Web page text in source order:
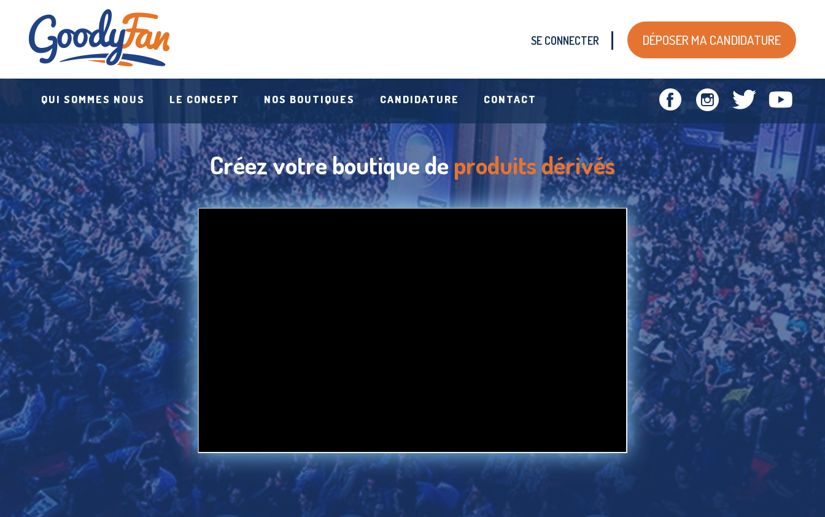
SE CONNECTER DÉPOSER MA CANDIDATURE
QUI SOMMES NOUS LE CONCEPT NOS BOUTIQUES CANDIDATURE CONTACT
Créez votre boutiquede produits dérivés